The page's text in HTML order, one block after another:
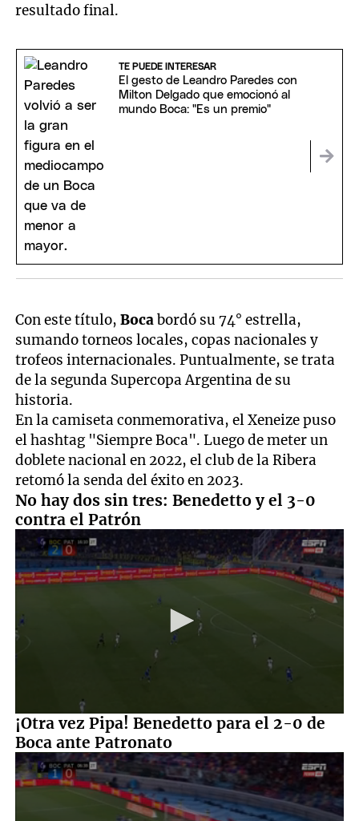
resultado final.
TE PUEDE INTERESAR
El gesto de Leandro Paredes con
Milton Delgado que emocionó al
mundo Boca: "Es un premio"
Con este título,Bocabordó su 74° estrella,
sumando torneos locales, copas nacionales y
trofeos internacionales. Puntualmente, se trata
de la segunda Supercopa Argentina de su
historia.
En la camiseta conmemorativa, el Xeneize puso
el hashtag "Siempre Boca". Luego de meter un
doblete nacional en 2022, el club de la Ribera
retomó la senda del éxito en 2023.
No hay dos sin tres: Benedetto y el 3-0
contra el Patrón
0
seconds
of
1
minute,
13
¡Otra vez Pipa! Benedetto para el 2-0 de
Boca ante Patronato